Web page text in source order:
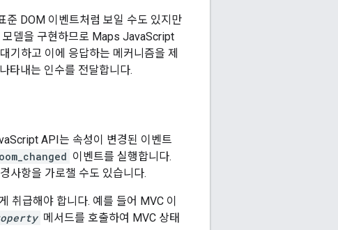
준 DOM 이벤트처럼 보일 수도 있지만
델을 구현하므로 Maps JavaScript
기하고 이에 응답하는 메커니즘을 제
타내는 인수를 전달합니다.
API는 속성이 변경된 이벤트
이벤트를 실행합니다.
사항을 가로챌 수도 있습니다.
취급해야 합니다. 예를 들어 MVC 이
메서드를 호출하여 MVC 상태